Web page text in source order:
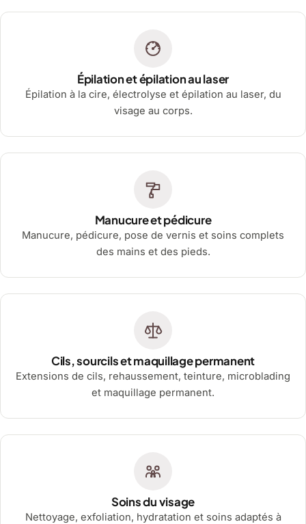
Épilation et épilation au laser
Épilation à la cire, électrolyse et épilation au laser, du
visage au corps.
Manucure et pédicure
Manucure, pédicure, pose de vernis et soins complets
des mains et des pieds.
Cils, sourcils et maquillage permanent
Extensions de cils, rehaussement, teinture, microblading
et maquillage permanent.
Soins du visage
Nettoyage, exfoliation, hydratation et soins adaptés à